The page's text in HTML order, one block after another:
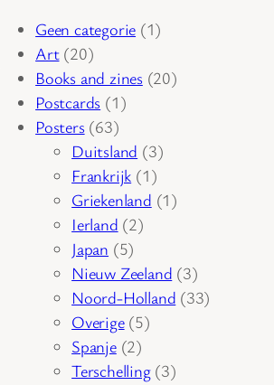
Geen categorie 11
Art 2020
producten
Books and zines 2020
Postcards 11
Posters 6363
producten
Duitsland 33
producten
Frankrijk 11
product
Griekenland 11
Ierland 22
Japan 55
producten
Nieuw Zeeland 33
producten
Noord-Holland 3333
Overige 55
Spanje 22
producten
Terschelling 33